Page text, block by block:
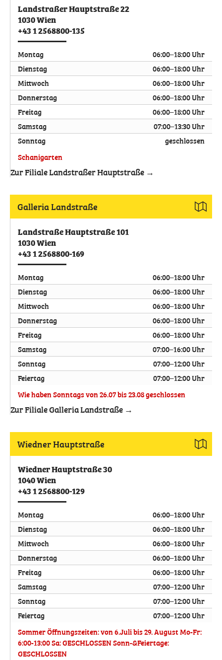
Landstraßer Hauptstraße 22
1030Wien
+43 1 2568800-135
Montag
06:00–18:00 Uhr
Dienstag
06:00–18:00 Uhr
Mittwoch
06:00–18:00 Uhr
Donnerstag
06:00–18:00 Uhr
Freitag
06:00–18:00 Uhr
Samstag
07:00–13:30 Uhr
Sonntag
geschlossen
Schanigarten
Zur Filiale Landstraßer Hauptstraße →
Galleria Landstraße
Landstraße Hauptstraße 101
1030Wien
+43 1 2568800-169
Montag
06:00–18:00 Uhr
Dienstag
06:00–18:00 Uhr
Mittwoch
06:00–18:00 Uhr
Donnerstag
06:00–18:00 Uhr
Freitag
06:00–18:00 Uhr
Samstag
07:00–16:00 Uhr
Sonntag
07:00–12:00 Uhr
Feiertag
07:00–12:00 Uhr
Wie haben Sonntags von 26.07 bis 23.08 geschlossen
Zur Filiale Galleria Landstraße →
Wiedner Hauptstraße
Wiedner Hauptstraße 30
1040Wien
+43 1 2568800-129
Montag
06:00–18:00 Uhr
Dienstag
06:00–18:00 Uhr
Mittwoch
06:00–18:00 Uhr
Donnerstag
06:00–18:00 Uhr
Freitag
06:00–18:00 Uhr
Samstag
07:00–12:00 Uhr
Sonntag
07:00–12:00 Uhr
Feiertag
07:00–12:00 Uhr
Sommer Öffnungszeiten: von 6.Juli bis 29. August Mo-Fr:
6:00-13:00 Sa: GESCHLOSSEN Sonn-&Feiertage:
GESCHLOSSEN